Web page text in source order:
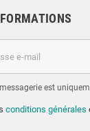
est
conditions générales